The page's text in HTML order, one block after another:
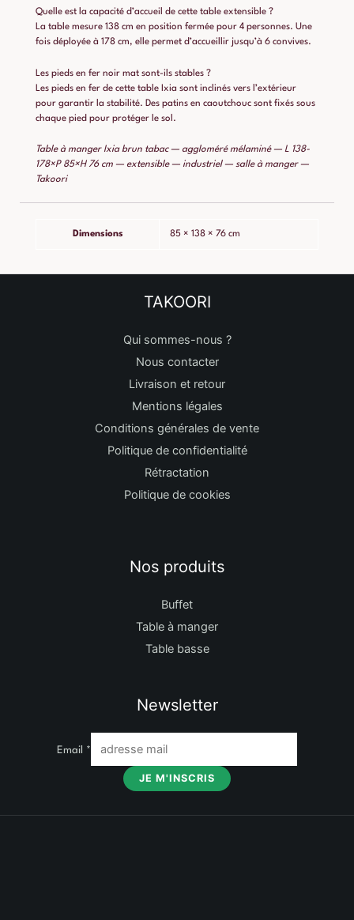
Quelle est la capacité d’accueil de cette table extensible ?
La table mesure 138 cm en position fermée pour 4 personnes. Une
fois déployée à 178 cm, elle permet d’accueillir jusqu’à 6 convives.
Les pieds en fer noir mat sont-ils stables ?
Les pieds en fer de cette table Ixia sont inclinés vers l’extérieur
pour garantir la stabilité. Des patins en caoutchouc sont fixés sous
chaque pied pour protéger le sol.
Table à manger Ixia brun tabac — aggloméré mélaminé — L 138-
178×P 85×H 76 cm — extensible — industriel — salle à manger —
Takoori
Dimensions 85 × 138 × 76 cm
TAKOORI
Qui sommes-nous ?
Nous contacter
Livraison et retour
Mentions légales
Conditions générales de vente
Politique de confidentialité
Rétractation
Politique de cookies
Nos produits
Buffet
Table à manger
Table basse
Newsletter
Email *
JE M'INSCRIS